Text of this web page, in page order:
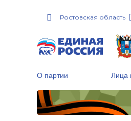
Ростовская область
О партии Лица